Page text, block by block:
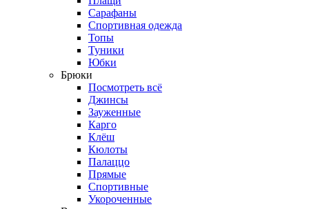
Сарафаны
Спортивная одежда
Топы
Туники
Юбки
Брюки
Посмотреть всё
Джинсы
Зауженные
Карго
Клёш
Кюлоты
Палаццо
Прямые
Спортивные
Укороченные